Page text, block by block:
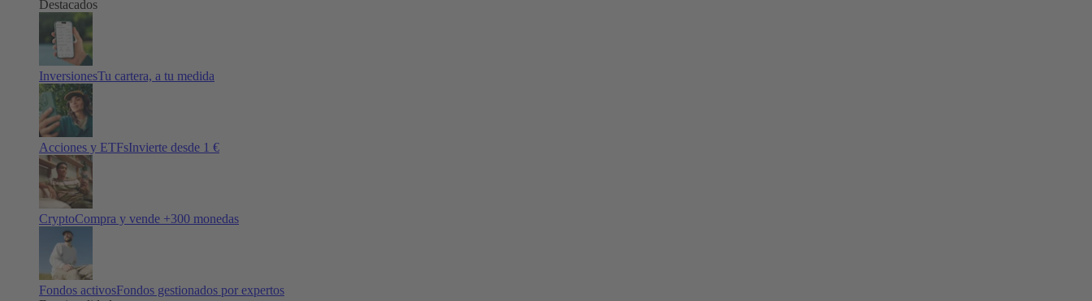
Destacados
InversionesTu cartera, a tu medida
Acciones y ETFsInvierte desde 1 €
CryptoCompra y vende +300 monedas
Fondos activosFondos gestionados por expertos